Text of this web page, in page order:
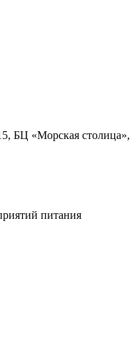
БЦ «Морская столица»,
питания